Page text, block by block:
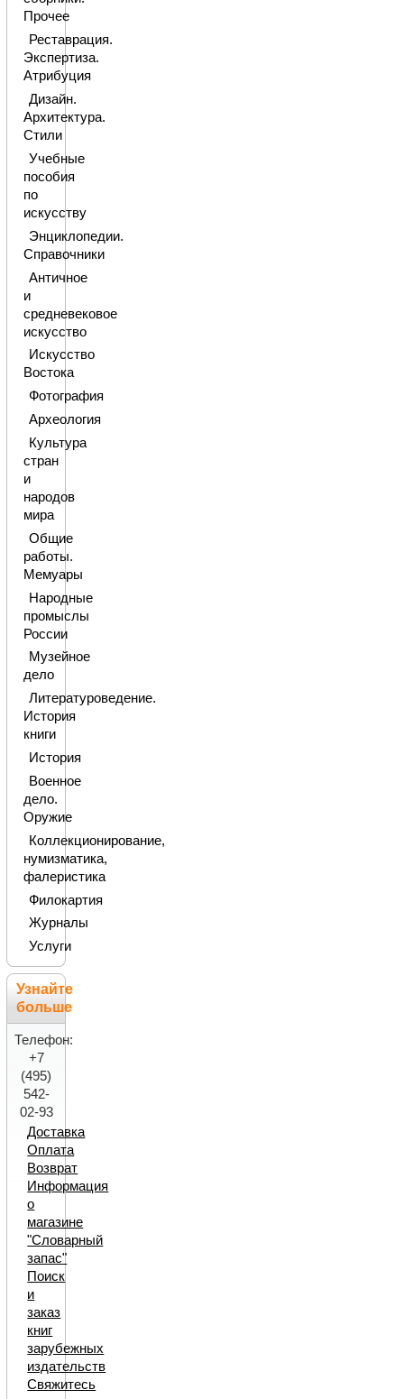
Прочее
Реставрация.
Экспертиза.
Атрибуция
Дизайн.
Архитектура.
Стили
Учебные
пособия
по
искусству
Энциклопедии.
Справочники
Античное
и
средневековое
искусство
Искусство
Востока
Фотография
Археология
Культура
стран
и
народов
мира
Общие
работы.
Мемуары
Народные
промыслы
России
Музейное
дело
Литературоведение.
История
книги
История
Военное
дело.
Оружие
Коллекционирование,
нумизматика,
фалеристика
Филокартия
Журналы
Услуги
Узнайте
больше
Телефон:
+7
(495)
542-
02-93
Доставка
Оплата
Возврат
Информация
о
магазине
"Словарный
запас"
Поиск
и
заказ
книг
зарубежных
издательств
Свяжитесь